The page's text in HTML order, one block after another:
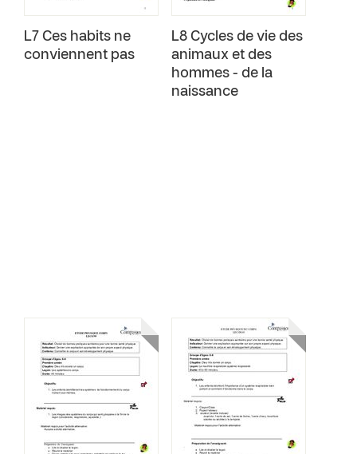
L7 Ces habits ne
conviennent pas
L8 Cycles de vie des
animaux et des
hommes - de la
naissance